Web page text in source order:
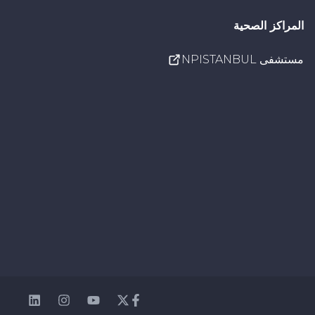
المراكز الصحية
مستشفى NPISTANBUL